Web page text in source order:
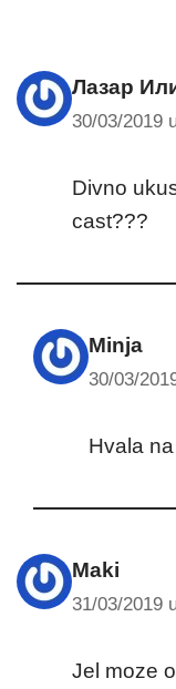
Лазар
30/03/2019
Divno
cast???
Minja
30/03/
Hvala
Maki
31/03/2019
Jel moze